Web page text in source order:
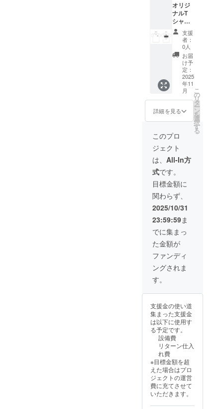
オリジ
ナルT
シャツ
＋ 応援
メッ
セージ
（備考
欄に希
望Tシャ
ツサイ
ズをご
記入く
ださ
い。）
（サイ
ズ展開
は、
XS、
S、M、
L、XL
で
す。）
支援
者：
0人
お届
け予
定：
2025
年11
月
詳細を見る
こ
の
リ
タ
ー
ン
を
選
択
す
る
このプロ
ジェクト
は、 All-In方
式です。
目標金額に
関わらず、
2025/10/31
23:59:59ま
でに集まっ
た金額が
ファンディ
ングされま
す。
支援金の使い道
集まった支援金
は以下に使用す
る予定です。
設備費
リターン仕入
れ費
※目標金額を超
えた場合はプロ
ジェクトの運営
費に充てさせて
いただきます。